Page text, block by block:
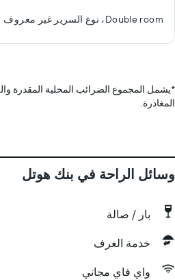
Double room، نوع السرير غير معروف
*يشمل المجموع الضرائب المحلية المقدرة
المغادرة.
وسائل الراحة في بنك هوتل
بار / صالة
خدمة الغرف
واي فاي مجاني